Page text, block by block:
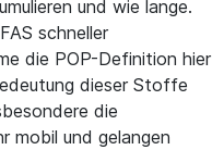
und wie lange.
schneller
die POP-Definition hier
dieser Stoffe
die
mobil und gelangen